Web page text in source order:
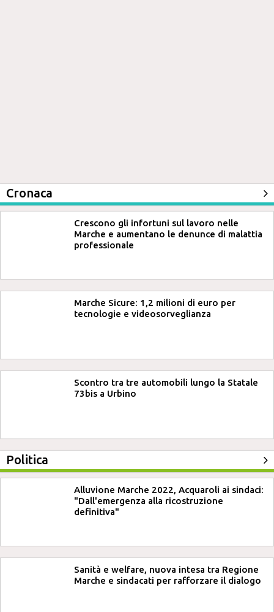
Cronaca
Crescono gli infortuni sul lavoro nelle
Marche e aumentano le denunce di malattia
professionale
Marche Sicure: 1,2 milioni di euro per
tecnologie e videosorveglianza
Scontro tra tre automobili lungo la Statale
73bis a Urbino
Politica
Alluvione Marche 2022, Acquaroli ai sindaci:
"Dall'emergenza alla ricostruzione
definitiva"
Sanità e welfare, nuova intesa tra Regione
Marche e sindacati per rafforzare il dialogo